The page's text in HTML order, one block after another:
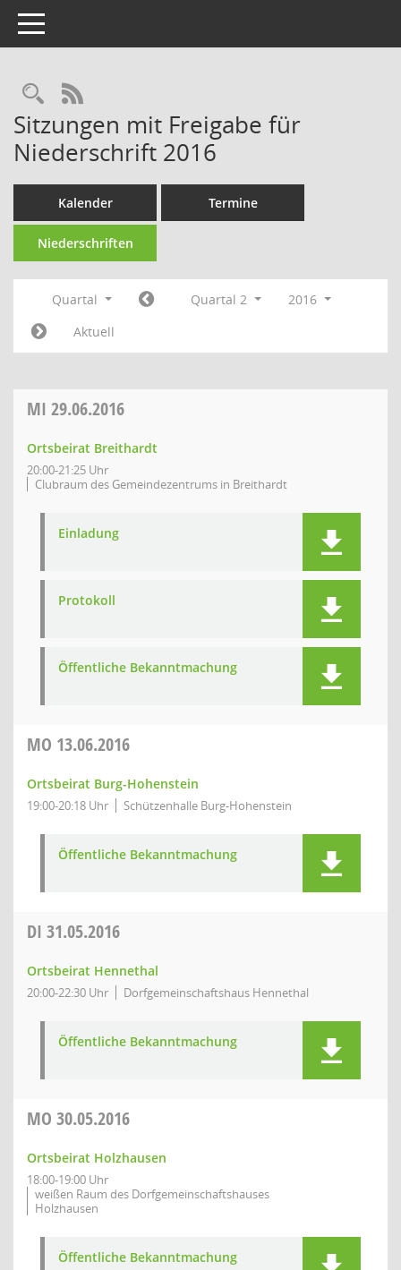
Toggle navigation
Rechercheauswahl
RSS-Feed
Sitzungen mit Freigabe für
Niederschrift 2016
Kalender Termine
Niederschriften
Quartal Quartal 2
2016
Aktuell
MI 29.06.2016
Ortsbeirat Breithardt
20:00-21:25 Uhr
Clubraum des Gemeindezentrums in Breithardt
Einladung
Protokoll
Öffentliche Bekanntmachung
MO 13.06.2016
Ortsbeirat Burg-Hohenstein
19:00-20:18 Uhr Schützenhalle Burg-Hohenstein
Öffentliche Bekanntmachung
DI 31.05.2016
Ortsbeirat Hennethal
20:00-22:30 Uhr Dorfgemeinschaftshaus Hennethal
Öffentliche Bekanntmachung
MO 30.05.2016
Ortsbeirat Holzhausen
18:00-19:00 Uhr
weißen Raum des Dorfgemeinschaftshauses
Holzhausen
Öffentliche Bekanntmachung